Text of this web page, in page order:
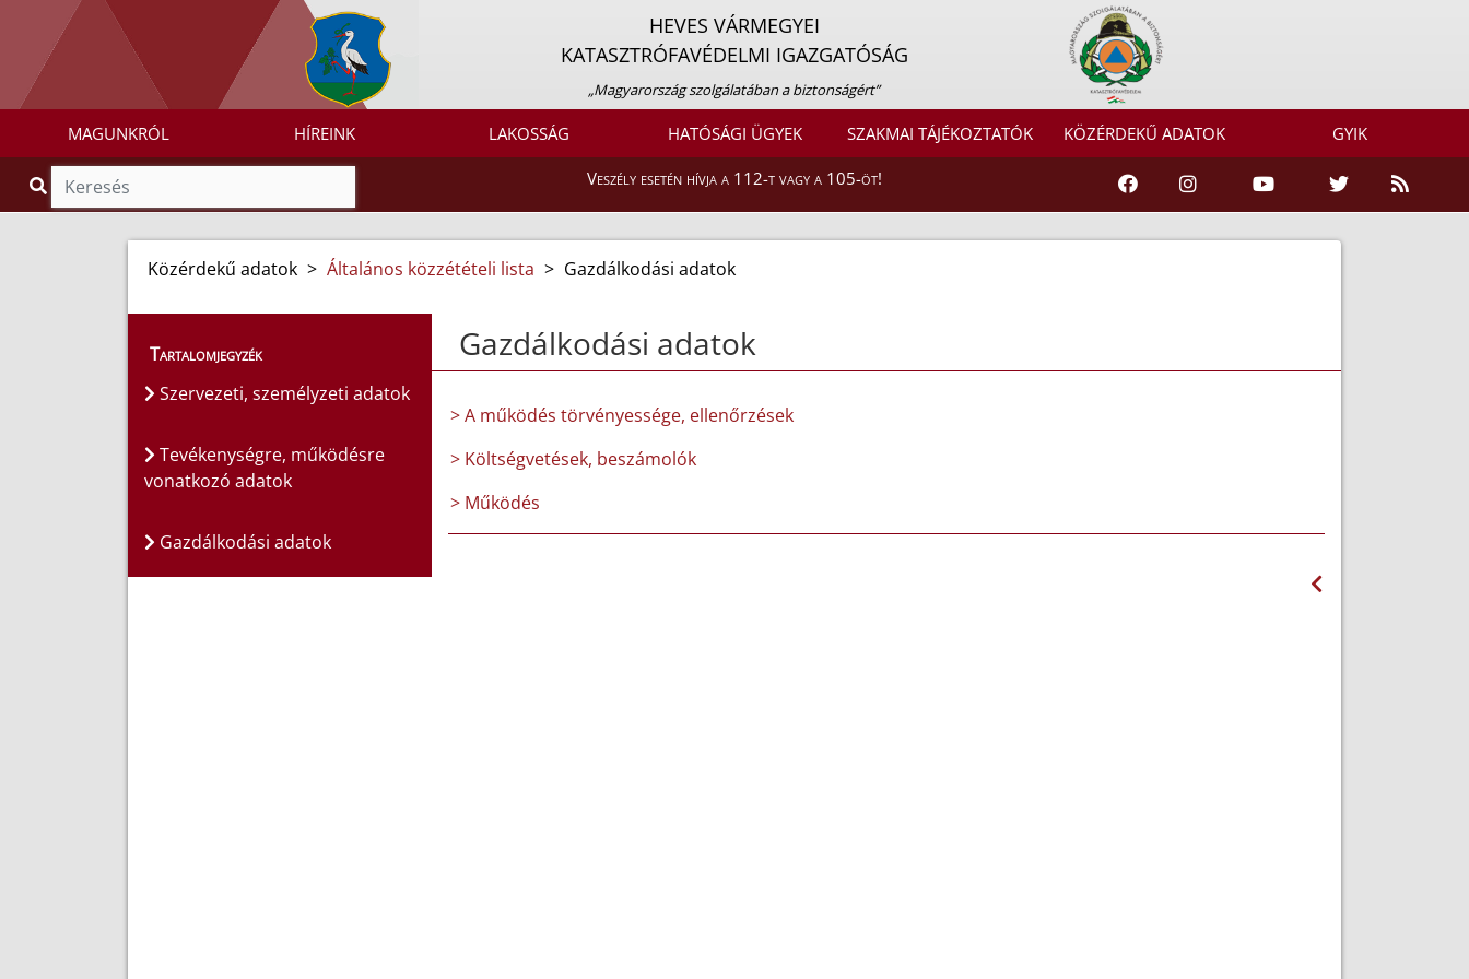
HEVES VÁRMEGYEI
KATASZTRÓFAVÉDELMI IGAZGATÓSÁG
„Magyarország szolgálatában a biztonságért”
MAGUNKRÓL HÍREINK LAKOSSÁG HATÓSÁGI ÜGYEK SZAKMAI TÁJÉKOZTATÓK KÖZÉRDEKŰ ADATOK GYIK
Veszély esetén hívja a 112-t vagy a 105-öt!
Közérdekű adatok > Általános közzétételi lista > Gazdálkodási adatok
Tartalomjegyzék
Szervezeti, személyzeti adatok
Tevékenységre, működésre
vonatkozó adatok
Gazdálkodási adatok
Gazdálkodási adatok
> A működés törvényessége, ellenőrzések
> Költségvetések, beszámolók
> Működés